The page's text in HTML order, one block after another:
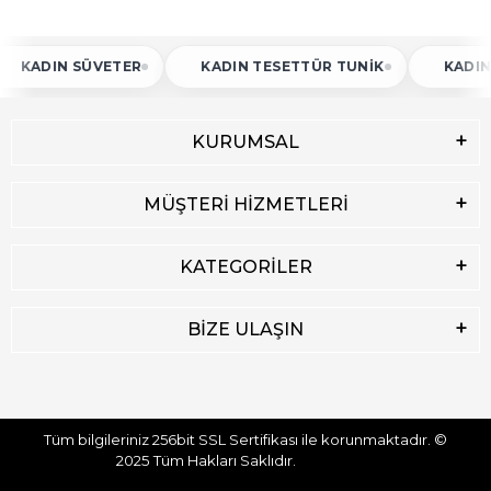
SÜVETER KADIN TESETTÜR TUNIK KADIN
KURUMSAL
MÜŞTERİ HİZMETLERİ
KATEGORİLER
BİZE ULAŞIN
Tüm bilgileriniz 256bit SSL Sertifikası ile korunmaktadır. ©
2025Tüm Hakları Saklıdır.